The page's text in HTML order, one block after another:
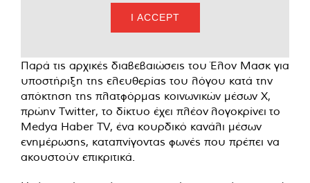
I ACCEPT
Παρά τις αρχικές διαβεβαιώσεις του Έλον Μασκ για
υποστήριξη της ελευθερίας του λόγου κατά την
απόκτηση της πλατφόρμας κοινωνικών μέσων X,
πρώην Twitter, το δίκτυο έχει πλέον λογοκρίνει το
Medya Haber TV, ένα κουρδικό κανάλι μέσων
ενημέρωσης, καταπνίγοντας φωνές που πρέπει να
ακουστούν επικριτικά.